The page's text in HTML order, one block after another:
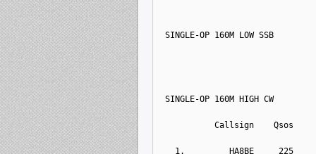
SINGLE-OP 160M LOW SSB
SINGLE-OP 160M HIGH CW
Callsign    Qsos
1.         HA8BE     225